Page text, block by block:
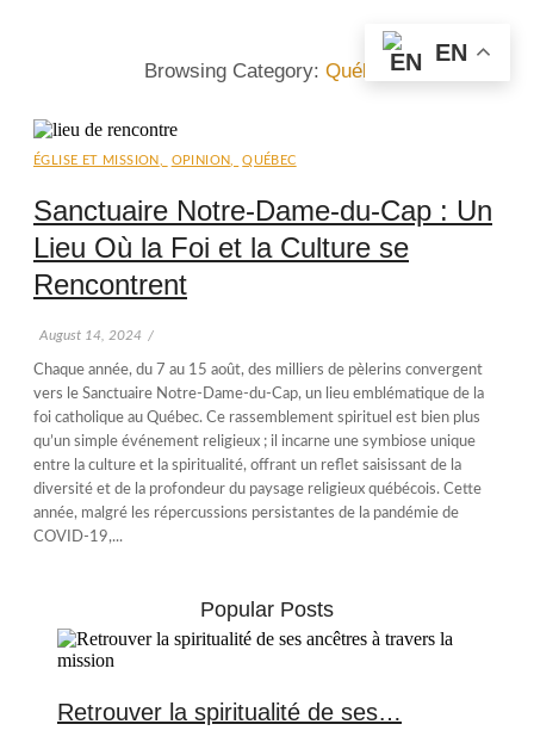
Browsing Category: Québec
ÉGLISE ET MISSION OPINION QUÉBEC
Sanctuaire Notre-Dame-du-Cap : Un
Lieu Où la Foi et la Culture se
Rencontrent
August 14, 2024 /
Chaque année, du 7 au 15 août, des milliers de pèlerins convergent
vers le Sanctuaire Notre-Dame-du-Cap, un lieu emblématique de la
foi catholique au Québec. Ce rassemblement spirituel est bien plus
qu’un simple événement religieux ; il incarne une symbiose unique
entre la culture et la spiritualité, offrant un reflet saisissant de la
diversité et de la profondeur du paysage religieux québécois. Cette
année, malgré les répercussions persistantes de la pandémie de
COVID-19,...
Popular Posts
Retrouver la spiritualité de ses…
EN